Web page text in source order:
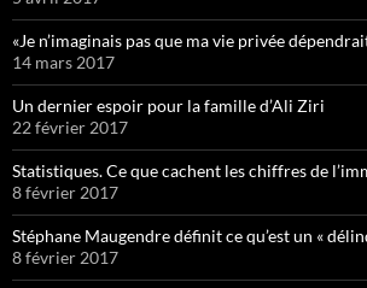
«Je n’imaginais pas que ma vie privée
14 mars 2017
Un dernier espoir pour la famille d’Ali Ziri
22 février 2017
Statistiques. Ce que cachent les chiffres de
8 février 2017
Stéphane Maugendre définit ce qu’est un «
8 février 2017